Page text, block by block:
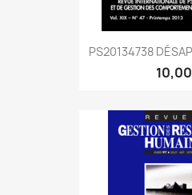
PS20134738